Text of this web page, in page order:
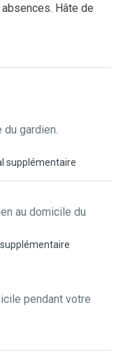
Hâte de
gardien.
supplémentaire
au domicile du
pendant votre